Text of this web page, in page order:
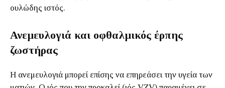
ουλώδης ιστός.
Ανεμευλογιά και οφθαλμικός έρπης
ζωστήρας
Η ανεμευλογιά μπορεί επίσης να επηρεάσει την υγεία των